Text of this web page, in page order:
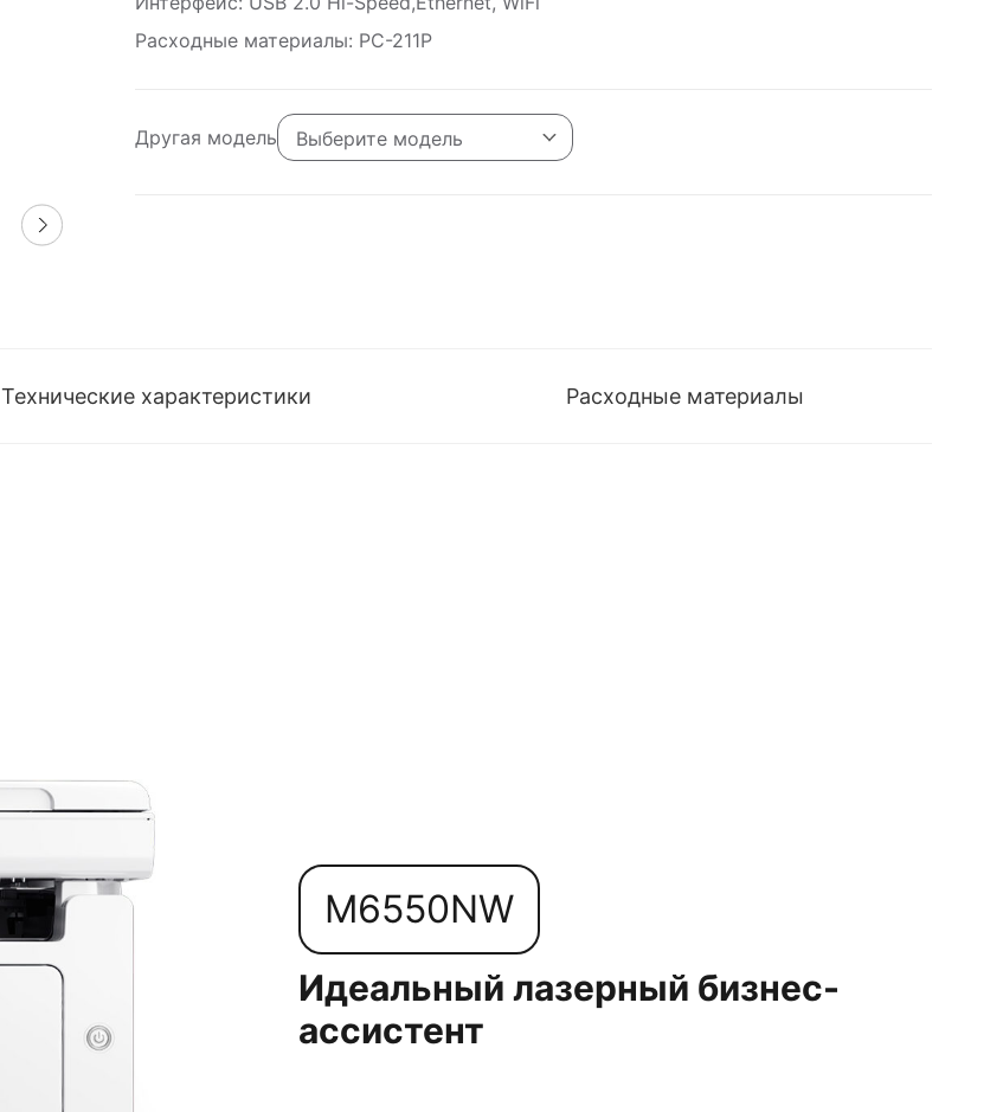
Расходные материалы: PC-211P
Другая модель Выберите модель
Технические характеристики Расходные материалы
M6550NW
Идеальный лазерный бизнес-
ассистент